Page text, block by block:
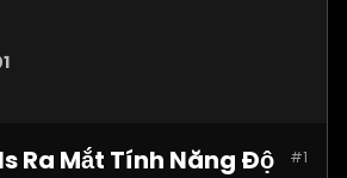
#1
Ra Mắt Tính Năng Độ